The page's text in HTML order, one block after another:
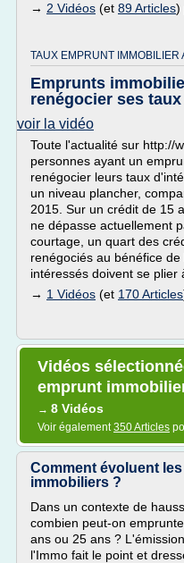
→ 2 Vidéos (et 89 Articles)
TAUX EMPRUNT
Emprunts
renégocier ses taux
voir la vidéo
Toute l'actualité sur http://
personnes ayant un
renégocier leurs taux
un niveau plancher,
2015. Sur un crédit de 15
ne dépasse actuellement
courtage, un quart des
renégociés au bénéfice
intéressés doivent se plier
→ 1 Vidéos (et 170 Articles
Vidéos
emprunt
→ 8 Vidéos
Voir également350 Articles
Comment évoluent
immobiliers ?
Dans un contexte de
combien peut-on
ans ou 25 ans ?
l'Immo fait le point et